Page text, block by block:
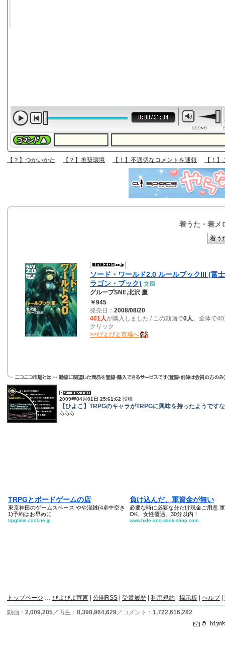
【？】つかいかた 【？】推奨環境 【！】不適切なコメントを通報 【！
着うた・着メ
ソード・ワールド2.0 ルールブックIII (富
ラゴン・ブック) 文庫
グループSNE,北沢 慶
￥945
発売日： 2008/08/20
401人が購入しました / この動画で0人、全体で
クリック
>>ぴよぴよ市場へ
2009年04月01日 25:61:62 投稿
【ひよこ】TRPGのキャラがTRPGに興味を持ったようです
あああ
トップページ … ぴよぴよ宣言 公開RSS 受賞履歴 利用規約 掲示板 ヘルプ|
動画： 2,009,205／再生： 8,398,964,629／コメント： 1,722,616,282